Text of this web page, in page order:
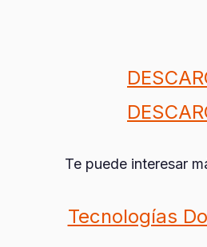
Te puede interesar
Tecnologías